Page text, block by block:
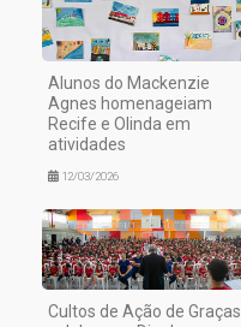
Alunos do Mackenzie
Agnes homenageiam
Recife e Olinda em
atividades
12/03/2026
Cultos de Ação de Graças